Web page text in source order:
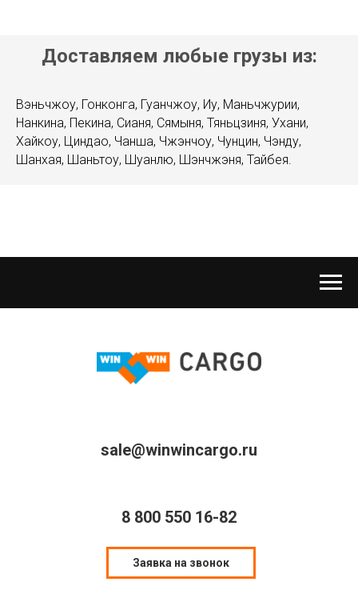
Доставляем любые грузы из:
Вэньчжоу, Гонконга, Гуанчжоу, Иу, Маньчжурии,
Нанкина, Пекина, Сианя, Сямыня, Тяньцзиня, Ухани,
Хайкоу, Циндао, Чанша, Чжэнчоу, Чунцин, Чэнду,
Шанхая, Шаньтоу, Шуанлю, Шэнчжэня, Тайбея.
sale@winwincargo.ru
8 800 550 16-82
Заявка на звонок